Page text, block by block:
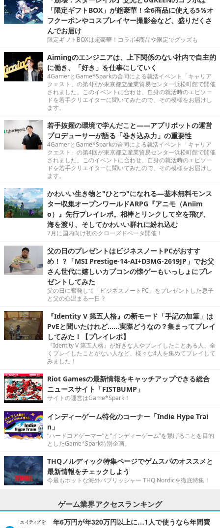
「限定ギフトBOX」が超豪華！全6商品に使える5％オ
フクーポンやコスプレイヤー撮影会など、盛りだくさ
んでお届け
限定ギフトBOXは超豪華！コラボ4商品や限定でグッズも
Aimingのエンジニアは、上下関係のない社内で自主的
に働き、「好き」を仕事にしていく
4GamerとGame*Sparkの合同による就活イベント「キャリア
クエスト」の第4回が東京都立産業貿易センター浜松町館で開催
されました。このイベントに合わせ、自身の就活時のエピソー
ドを若手クリエイターに聞いてみたので、その模様をお届けし
ます。
若手抜擢の環境で学んだこと――アプリボットの運営
プロデューサーが語る「巻き込み力」の重要性
4GamerとGame*Sparkの合同による就活イベント「キャリア
クエスト」の第4回が東京都立産業貿易センター浜松町館で開催
されました。このイベントに合わせ、自身の就活時のエピソー
ドを若手クリエイターに聞いてみたので、その模様をお届けし
ます。
かわいい生き物と"ひとつ"になれる―基本無料モンス
ター収集オープンワールドARPG『アニモ（Aniim
o）』先行プレイレポ。相棒とリンクして空を飛び、
海を渡り、そしてかわいい群れに紛れ込む
7月に国内向け初のクローズドベータ開催！
父の日のプレゼントはビジネスノートPCがおすす
め！？「MSI Prestige-14-AI+D3MG-2619JP」でお父
さん世代に嬉しいカプコンの懐ゲーもいっしょにプレ
ゼントしてみた
父の日に奮発して「ビジネスノートPC」をプレゼントした息子
と父の心温まる一日？
『Identity V 第五人格』の新モード「手記の加筆」は
PvEと聞いたけれど……実際どうなの？集まってプレイ
してみた！【プレイレポ】
『Identity V 第五人格』が好きな人やプレイしたことある人、全
くプレイしたことがない人など、様々な4人を集めてプレイして
みました！
Riot Gamesの最新情報をキャッチアップできる総合
ニュースサイト「FISTBUMP」
サイトの運営はGame*Spark！
インディーゲーム特化のコーナー「Indie Hype Trai
n」
“ハードコアゲーマー”と“インディーゲーム”を繋げることを目的
としたGame*Spark特別企画。
THQノルディック特集ページでゲムスパのオススメと
最新情報をチェックしよう
今最もホットな海外パブリッシャー THQ Nordicを徹底特集！
ゲーム業界アクセスランキング
年6万円が年320万円以上に…1人で使うなら年間費